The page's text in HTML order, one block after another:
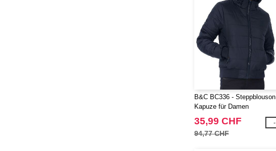
B&C BC336 -
Kapuze für Damen
35,99 CHF
94,77 CHF